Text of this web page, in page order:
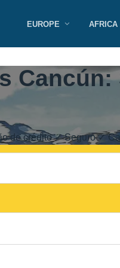
EUROPE AFRICA
de crédito ✓ Seguro ✓